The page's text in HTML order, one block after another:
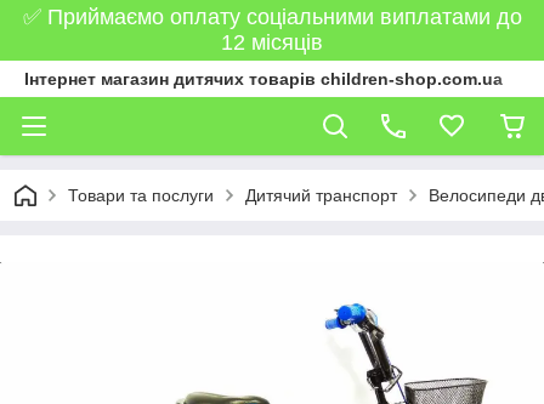
✅ Приймаємо оплату соціальними виплатами до
12 місяців
Інтернет магазин дитячих товарів children-shop.com.ua
Товари та послуги Дитячий транспорт Велосипеди